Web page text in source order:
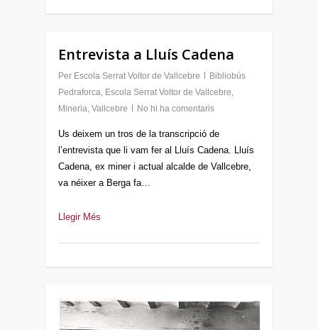
Entrevista a Lluís Cadena
Per Escola Serrat Voltor de Vallcebre
Bibliobús
Pedraforca, Escola Serrat Voltor de Vallcebre,
Mineria, Vallcebre No hi ha comentaris
Us deixem un tros de la transcripció de
l’entrevista que li vam fer al Lluís Cadena. Lluís
Cadena, ex miner i actual alcalde de Vallcebre,
va néixer a Berga fa…
Llegir Més